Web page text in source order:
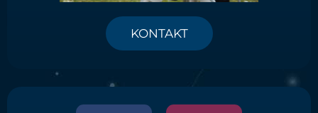
KONTAKT